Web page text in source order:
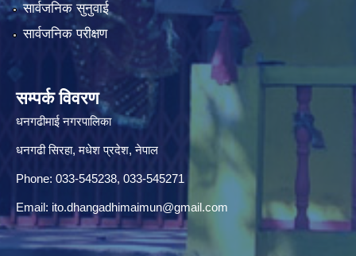
सार्वजनिक सुनुवाई
सार्वजनिक परीक्षण
सम्पर्क विवरण
धनगढीमाई नगरपालिका
धनगढी सिरहा, मधेश प्रदेश, नेपाल
Phone: 033-545238, 033-545271
Email: ito.dhangadhimaimun@gmail.com